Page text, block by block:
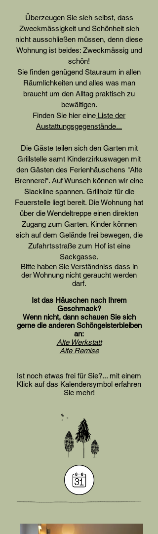
Überzeugen Sie sich selbst, dass
Zweckmässigkeit und Schönheit sich
nicht ausschließen müssen, denn diese
Wohnung ist beides: Zweckmässig und
schön!
Sie finden genügend Stauraum in allen
Räumlichkeiten und alles was man
braucht um den Alltag praktisch zu
bewältigen.
Finden Sie hier eine Liste der
Austattungsgegenstände...
Die Gäste teilen sich den Garten mit
Grillstelle samt Kinderzirkuswagen mit
den Gästen des Ferienhäuschens "Alte
Brennerei". Auf Wunsch können wir eine
Slackline spannen. Grillholz für die
Feuerstelle liegt bereit. Die Wohnung hat
über die Wendeltreppe einen direkten
Zugang zum Garten. Kinder können
sich auf dem Gelände frei bewegen, die
Zufahrtsstraße zum Hof ist eine
Sackgasse.
Bitte haben Sie Verständniss dass in
der Wohnung nicht geraucht werden
darf.
Ist das Häuschen nach Ihrem
Geschmack?
Wenn nicht, dann schauen Sie sich
gerne die anderen Schöngeisterbleiben
an:
Alte Werkstatt
Alte Remise
Ist noch etwas frei für Sie?... mit einem
Klick auf das Kalendersymbol erfahren
Sie mehr!